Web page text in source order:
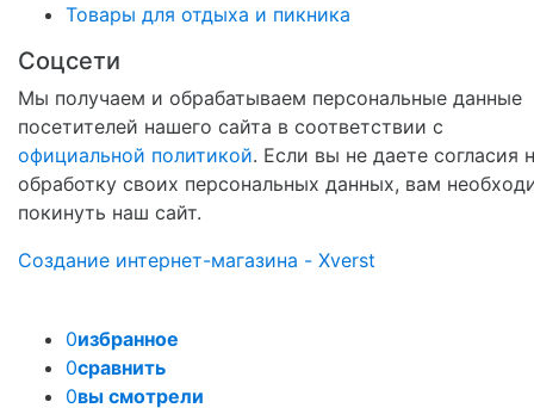
Товары для отдыха и пикника
Соцсети
Мы получаем и обрабатываем персональные данные
посетителей нашего сайта в соответствии с
официальной политикой. Если вы не даете согласия
обработку своих персональных данных, вам
покинуть наш сайт.
Создание интернет-магазина - Xverst
0избранное
0сравнить
0вы смотрели